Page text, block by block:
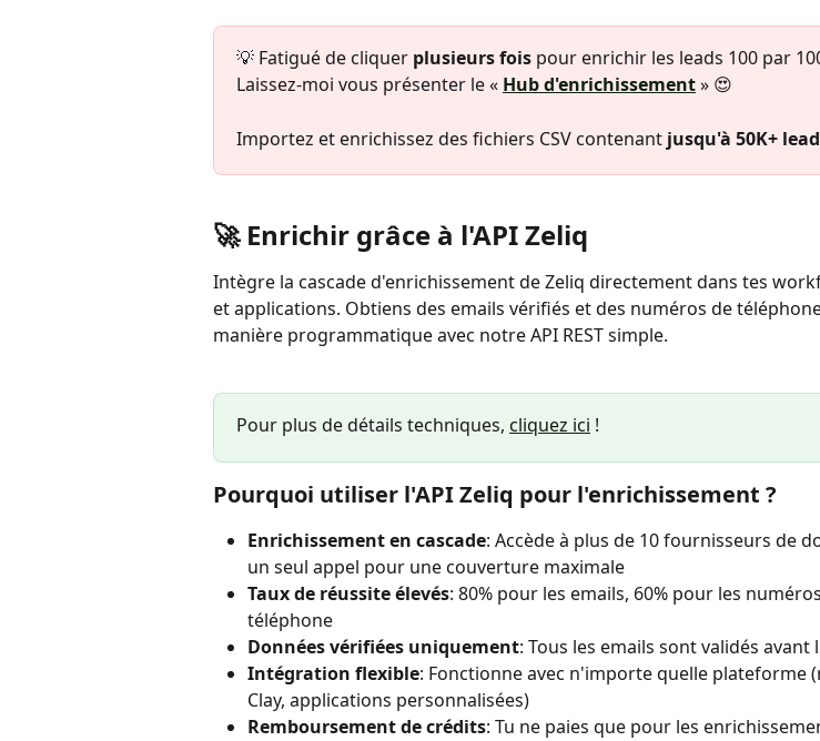
💡 Fatigué de cliquer plusieurs fois pour enrichir les leads 100 par
Laissez-moi vous présenter le « Hub d'enrichissement » 😍
Importez et enrichissez des fichiers CSV contenant jusqu'à 50K+
🚀 Enrichir grâce à l'API Zeliq
Intègre la cascade d'enrichissement de Zeliq directement dans tes
et applications. Obtiens des emails vérifiés et des numéros de
manière programmatique avec notre API REST simple.
Pour plus de détails techniques, cliquez ici !
Pourquoi utiliser l'API Zeliq pour l'enrichissement ?
Enrichissement en cascade: Accède à plus de 10 fournisseurs de
un seul appel pour une couverture maximale
Taux de réussite élevés: 80% pour les emails, 60% pour les
téléphone
Données vérifiées uniquement: Tous les emails sont validés avant
Intégration flexible: Fonctionne avec n'importe quelle plateforme
Clay, applications personnalisées)
Remboursement de crédits: Tu ne paies que pour les